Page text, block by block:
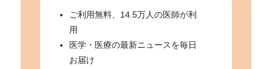
ご利用無料、14.5万人の医師が利
用
医学・医療の最新ニュースを毎日
お届け